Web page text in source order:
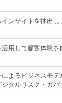
インサイトを抽出
用して顧客体験
よるビジネスモデ
タルリスク・ガバ